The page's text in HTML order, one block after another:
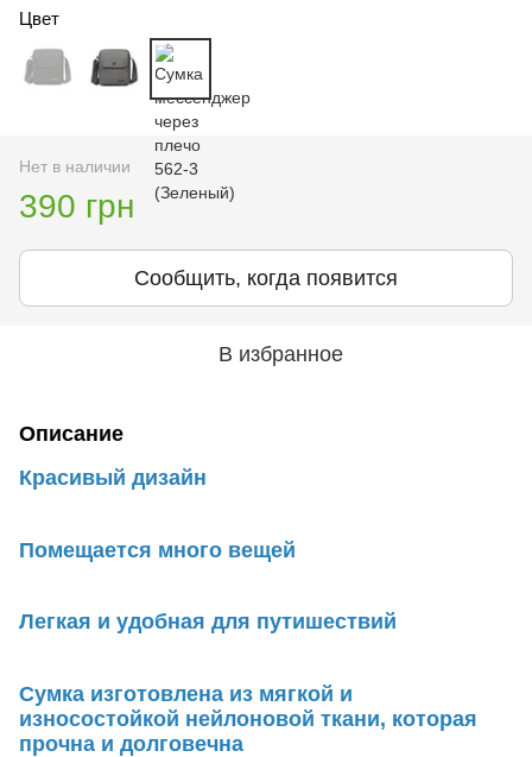
Цвет
Нет в наличии
390 грн
Сообщить, когда появится
В избранное
Описание
Красивый дизайн
Помещается много вещей
Легкая и удобная для путишествий
Сумка изготовлена ​​из мягкой и
износостойкой нейлоновой ткани, которая
прочна и долговечна